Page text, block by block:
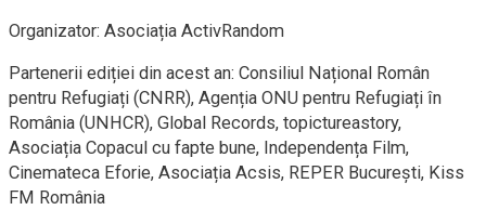
Organizator: Asociația ActivRandom
Partenerii ediției din acest an: Consiliul Național Român
pentru Refugiați (CNRR), Agenția ONU pentru Refugiați în
România (UNHCR), Global Records, topictureastory,
Asociația Copacul cu fapte bune, Independența Film,
Cinemateca Eforie, Asociația Acsis, REPER București, Kiss
FM România